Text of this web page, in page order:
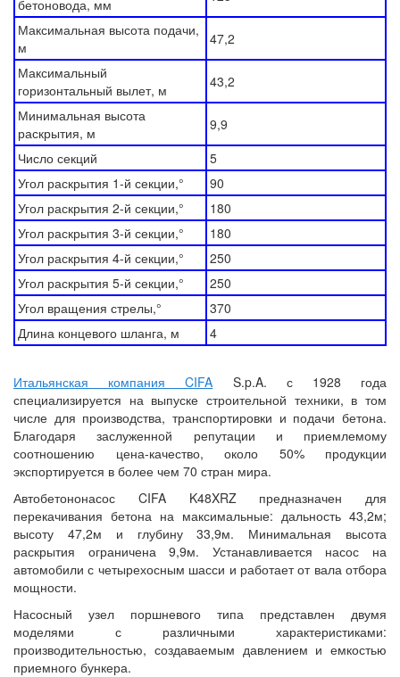
бетоновода, мм
Максимальная высота подачи,
м
47,2
Максимальный
горизонтальный вылет, м
43,2
Минимальная высота
раскрытия, м
9,9
Число секций
5
Угол раскрытия 1-й секции,°
90
Угол раскрытия 2-й секции,°
180
Угол раскрытия 3-й секции,°
180
Угол раскрытия 4-й секции,°
250
Угол раскрытия 5-й секции,°
250
Угол вращения стрелы,°
370
Длина концевого шланга, м
4
Итальянская компания CIFA S.p.A. с 1928 года
специализируется на выпуске строительной техники, в том
числе для производства, транспортировки и подачи бетона.
Благодаря заслуженной репутации и приемлемому
соотношению цена-качество, около 50% продукции
экспортируется в более чем 70 стран мира.
Автобетононасос CIFA K48XRZ предназначен для
перекачивания бетона на максимальные: дальность 43,2м;
высоту 47,2м и глубину 33,9м. Минимальная высота
раскрытия ограничена 9,9м. Устанавливается насос на
автомобили с четырехосным шасси и работает от вала отбора
мощности.
Насосный узел поршневого типа представлен двумя
моделями с различными характеристиками:
производительностью, создаваемым давлением и емкостью
приемного бункера.